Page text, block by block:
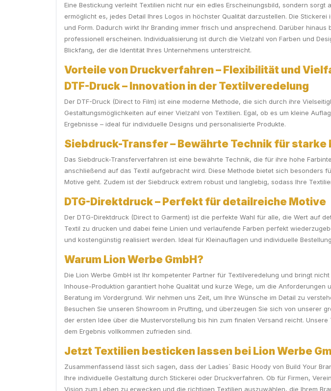
Eine Bestickung verleiht Textilien nicht nur ein edles Erscheinungsbild, sondern
ermöglicht es, jedes Detail Ihres Logos in höchster Qualität darzustellen. Die
und Form. Dadurch wirkt Ihr Branding immer frisch und ansprechend. Darüber
professionell erscheinen. Individualisierung ist durch die Vielzahl von Farben und
Blickfang, der die Identität Ihres Unternehmens unterstreicht.
Vorteile von Druckverfahren – Flexibilität und
DTF-Druck – Innovation in der Textilveredelung
Der DTF-Druck (Direct to Film) ist eine moderne Methode, die sich durch ihre
Gestaltungsmöglichkeiten auf einer Vielzahl von Textilien. Egal, ob es um kleine
Ergebnisse – ideal für individuelle Designs und personalisierte Produkte.
Siebdruck-Transfer – Bewährte Technik für starke
Das Siebdruck-Transferverfahren ist eine bewährte Technik, die für ihre hohe
anschließend auf das Textil aufgebracht wird. Diese Methode bietet sich besonders
Motive geht. Zudem ist der Siebdruck extrem robust und langlebig, sodass Ihre
DTG-Direktdruck – Perfekt für detailreiche Motive
Der DTG-Direktdruck (Direct to Garment) ist die perfekte Wahl für alle, die Wert auf
Textil zu drucken und dabei feine Linien und verlaufende Farben perfekt
und kostengünstig realisiert werden. Ideal für Kleinauflagen und individuelle
Warum Lion Werbe GmbH?
Die Lion Werbe GmbH ist Ihr kompetenter Partner für Textilveredelung und bringt
Inhouse-Produktion garantiert hohe Qualität und kurze Wege, um die
Beratung im Vordergrund. Wir nehmen uns Zeit, um Ihre Wünsche im Detail zu
Besuchen Sie unseren Showroom in Prutting, und überzeugen Sie sich von unserer
der ersten Idee über die Mustervorstellung bis hin zum finalen Versand reicht.
dem Ergebnis vollkommen zufrieden sind.
Jetzt Textilien besticken lassen bei Lion Werbe
Zusammenfassend lässt sich sagen, dass der Ladies´ Basic Hoody von Build Your
Ihre individuelle Gestaltung durch Stickerei oder Druckverfahren. Ob für Firmen,
Vision zum Leben zu erwecken und die richtigen Textilien auszuwählen, die Ihrem